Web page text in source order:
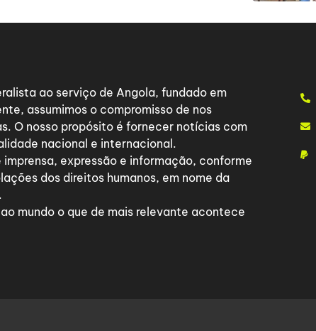
ao serviço de Angola, fundado em
assumimos o compromisso de nos
O nosso propósito é fornecer notícias com
nacional e internacional.
expressão e informação, conforme
dos direitos humanos, em nome da
mundo o que de mais relevante acontece